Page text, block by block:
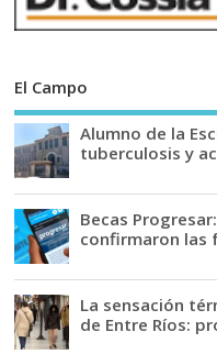
El Campo
Alumno de la
tuberculosis y
Becas
confirmaron las
La sensación
de Entre Ríos: